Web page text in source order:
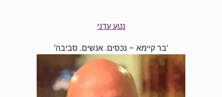
נטע עדני
‘בר קיימא – נכסים. אנשים. סביבה’